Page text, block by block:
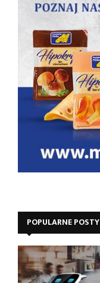
POPULARNE POSTY